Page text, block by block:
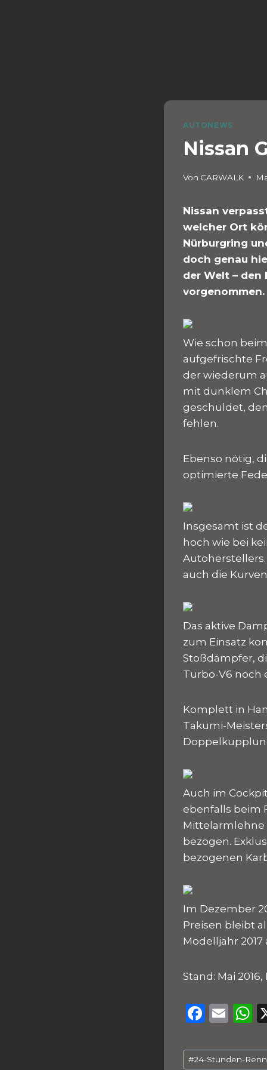
AUTONEWS
Nissan
Von CARWALK
Nissan
welcher Ort
Nürburgring
doch genau
der Welt – den
vorgenommen.
Wie schon beim
aufgefrischte
der wiederum
mit dunklem
geschuldet,
fehlen.
Ebenso nötig,
optimierte
Insgesamt ist
hoch wie bei
Autoherstellers.
auch die
Das aktive
zum Einsatz
Stoßdämpfer,
Turbo-V6 noch
Komplett in
Takumi-
Auch im
ebenfalls beim
Mittelarmlehne
bezogen.
bezogenen
Im Dezember
Preisen bleibt
Modelljahr
Stand: Mai
F
c
E
ai a
Schlagworte:
#24-Stunden-